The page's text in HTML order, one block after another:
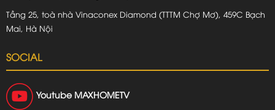
Tầng 25, toà nhà Vinaconex Diamond (TTTM Chợ Mơ), 459C Bạch
Mai, Hà Nội
SOCIAL
Youtube MAXHOMETV